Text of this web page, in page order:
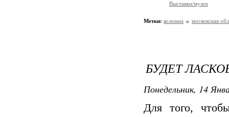
Выставки/музеи
Метки: коломна московская
БУДЕТ
Понедельник, 14
Для того,